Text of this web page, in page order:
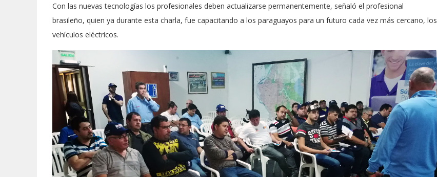
Con las nuevas tecnologías los profesionales deben actualizarse permanentemente, señaló el profesional
brasileño, quien ya durante esta charla, fue capacitando a los paraguayos para un futuro cada vez más cercano, los
vehículos eléctricos.